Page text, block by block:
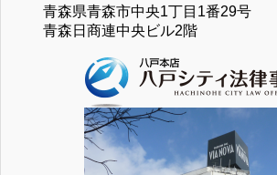
青森県青森市中央1丁目1番29号
青森日商連中央ビル2階